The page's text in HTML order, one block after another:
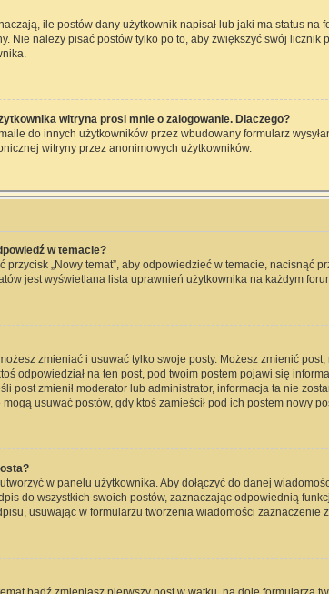
ile postów dany użytkownik napisał lub jaki ma status
Nie należy pisać postów tylko po to, aby zwiększyć swój
witryna prosi mnie o zalogowanie. Dlaczego?
do innych użytkowników przez wbudowany formularz
witryny przez anonimowych użytkowników.
w temacie?
„Nowy temat”, aby odpowiedzieć w temacie, nacisnąć
jest wyświetlana lista uprawnień użytkownika na każdym
zmieniać i usuwać tylko swoje posty. Możesz zmienić
odpowiedział na ten post, pod twoim postem pojawi się
post zmienił moderator lub administrator, informacja ta nie
usuwać postów, gdy ktoś zamieścił pod ich postem nowy
w panelu użytkownika. Aby dołączyć do danej
do wszystkich swoich postów, zaznaczając odpowiednią
usuwając w formularzu tworzenia wiadomości zaznaczenie